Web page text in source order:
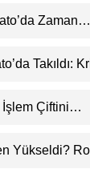
Zaman
Takıldı:
Çiftini
Yükseldi?